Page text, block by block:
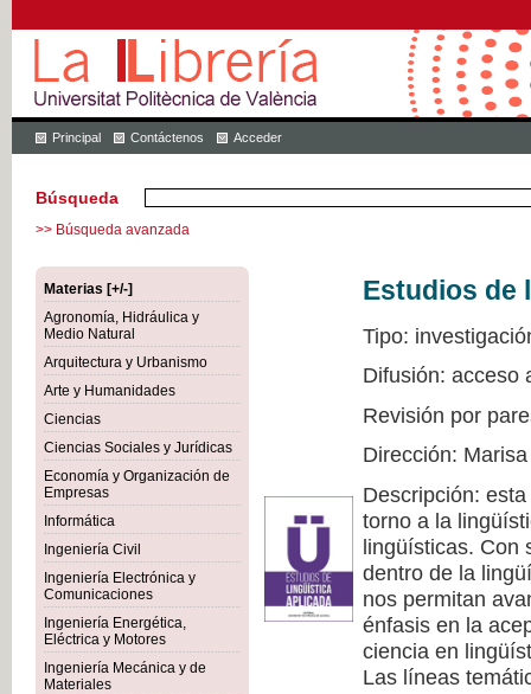
Principal Contáctenos Acceder
Búsqueda
>> Búsqueda avanzada
Materias [+/-]
Agronomía, Hidráulica y
Medio Natural
Arquitectura y Urbanismo
Arte y Humanidades
Ciencias
Ciencias Sociales y Jurídicas
Economía y Organización de
Empresas
Informática
Ingeniería Civil
Ingeniería Electrónica y
Comunicaciones
Ingeniería Energética,
Eléctrica y Motores
Ingeniería Mecánica y de
Materiales
Estudios de
Tipo:
Difusión: acceso
Revisión por
Dirección:
Descripción:
torno a la
lingüísticas. Con
dentro de la
nos permitan
énfasis en la
ciencia en
Las líneas